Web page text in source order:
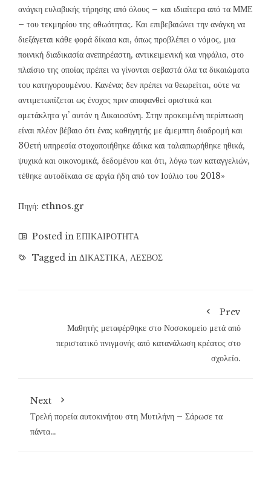
ανάγκη ευλαβικής τήρησης από όλους – και ιδιαίτερα από τα ΜΜΕ
– του τεκμηρίου της αθωότητας. Και επιβεβαιώνει την ανάγκη να
διεξάγεται κάθε φορά δίκαια και, όπως προβλέπει ο νόμος, μια
ποινική διαδικασία ανεπηρέαστη, αντικειμενική και νηφάλια, στο
πλαίσιο της οποίας πρέπει να γίνονται σεβαστά όλα τα δικαιώματα
του κατηγορουμένου. Κανένας δεν πρέπει να θεωρείται, ούτε να
αντιμετωπίζεται ως ένοχος πριν αποφανθεί οριστικά και
αμετάκλητα γι’ αυτόν η Δικαιοσύνη. Στην προκειμένη περίπτωση
είναι πλέον βέβαιο ότι ένας καθηγητής με άμεμπτη διαδρομή και
30ετή υπηρεσία στοχοποιήθηκε άδικα και ταλαιπωρήθηκε ηθικά,
ψυχικά και οικονομικά, δεδομένου και ότι, λόγω των καταγγελιών,
τέθηκε αυτοδίκαια σε αργία ήδη από τον Ιούλιο του 2018»
Πηγή: ethnos.gr
Posted in ΕΠΙΚΑΙΡΟΤΗΤΑ
Tagged in ΔΙΚΑΣΤΙΚΑ, ΛΕΣΒΟΣ
Prev
Μαθητής μεταφέρθηκε στο Νοσοκομείο μετά από
περιστατικό πνιγμονής από κατανάλωση κρέατος στο
σχολείο.
Next
Τρελή πορεία αυτοκινήτου στη Μυτιλήνη – Σάρωσε τα
πάντα…